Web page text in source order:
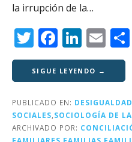
la irrupción de la…
T
w
it
te
r
F
a
c
e
b
o
Li
n
k
e
dI
n
E
m
ai
l
SIGUE LEYENDO →
PUBLICADO EN:
SOCIALES SOCIOLOGÍA DE
ARCHIVADO POR:
FAMILIARES FAMILIAS